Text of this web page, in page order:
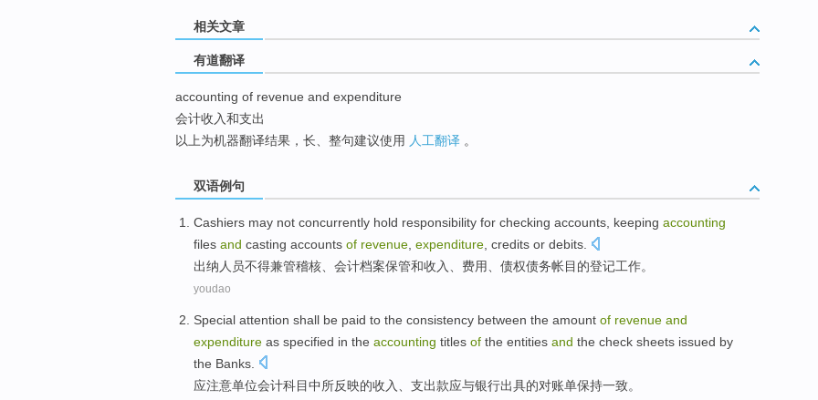
相关文章
有道翻译
accounting of revenue and expenditure
会计收入和支出
以上为机器翻译结果，长、整句建议使用 人工翻译 。
双语例句
Cashiers may not concurrently hold responsibility for checking accounts, keeping accounting
files and casting accounts of revenue expenditure credits or debits
出纳 人员不得兼管稽核、 会计档案保管和收入 费用 债权债务帐目 的登记工作。
youdao
Special attention shall be paid to the consistency between the amount of revenue and
expenditure as specified in the accounting titles of the entities and the check sheets issued by
the Banks
应注意单位会计科目中所反映的收入 支出款应与银行出具的对账单保持一致。